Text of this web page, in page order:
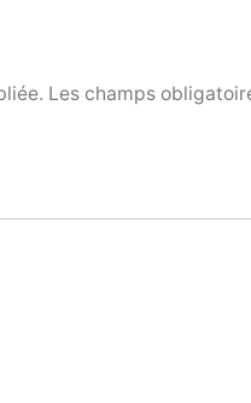
Les champs